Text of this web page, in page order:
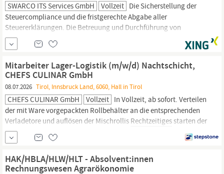
SWARCO ITS Services GmbH Vollzeit Die Sicherstellung der
Steuercompliance und die fristgerechte Abgabe aller
Steuererklärungen. Die Betreuung und Durchführung von
Steuerprüfungen sowie die Zusammenarbeit mit externen
Beratern. Die Erstellung von Steuerbilanzen und die
Durchführung von Steuerberechnungen nach IFRS und
nationalemRecht.Die Beratung des Managements in allen
steuerlichen...
Mitarbeiter Lager-Logistik (m/w/d) Nachtschicht,
CHEFS CULINAR GmbH
08.07.2026 Tirol, Innsbruck Land, 6060, Hall in Tirol
CHEFS CULINAR GmbH Vollzeit In Vollzeit, ab sofort. Verteilen
der mit Ware vorgepackten Rollbehälter an die entsprechenden
Verladetore und auflösen der Mischrollis Rechtzeitiges starten der
jeweiligen LKW-Kühlungen Einhaltung der HACCP-Richtlinien für
die Lebensmittelsicherheit einer abgeschlossenen
Berufsausbildung – vorzugsweise in der Logistik
HAK/HBLA/HLW/HLT - Absolvent:innen
Rechnungswesen Agrarökonomie